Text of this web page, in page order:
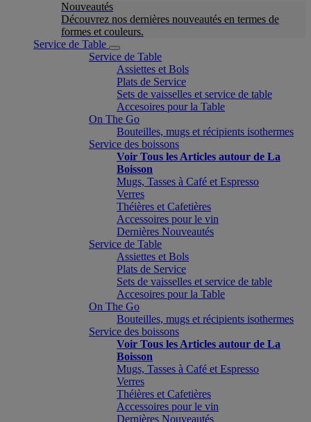
Nouveautés
Découvrez nos dernières nouveautés en termes de
formes et couleurs.
Service de Table
Service de Table
Assiettes et Bols
Plats de Service
Sets de vaisselles et service de table
Accesoires pour la Table
On The Go
Bouteilles, mugs et récipients isothermes
Service des boissons
Voir Tous les Articles autour de La
Boisson
Mugs, Tasses à Café et Espresso
Verres
Théières et Cafetières
Accessoires pour le vin
Dernières Nouveautés
Service de Table
Assiettes et Bols
Plats de Service
Sets de vaisselles et service de table
Accesoires pour la Table
On The Go
Bouteilles, mugs et récipients isothermes
Service des boissons
Voir Tous les Articles autour de La
Boisson
Mugs, Tasses à Café et Espresso
Verres
Théières et Cafetières
Accessoires pour le vin
Dernières Nouveautés